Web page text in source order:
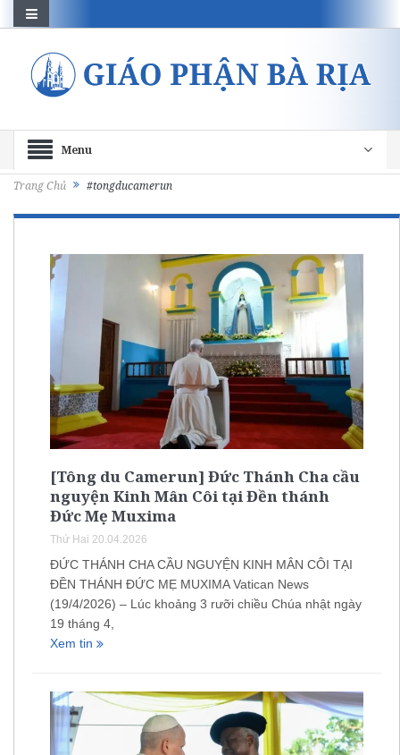
Menu
Trang Chủ #tongducamerun
[Tông du Camerun] Đức Thánh Cha cầu
nguyện Kinh Mân Côi tại Đền thánh
Đức Mẹ Muxima
Thứ Hai 20.04.2026
ĐỨC THÁNH CHA CẦU NGUYỆN KINH MÂN CÔI TẠI
ĐỀN THÁNH ĐỨC MẸ MUXIMA Vatican News
(19/4/2026) – Lúc khoảng 3 rưỡi chiều Chúa nhật ngày
19 tháng 4,
Xem tin